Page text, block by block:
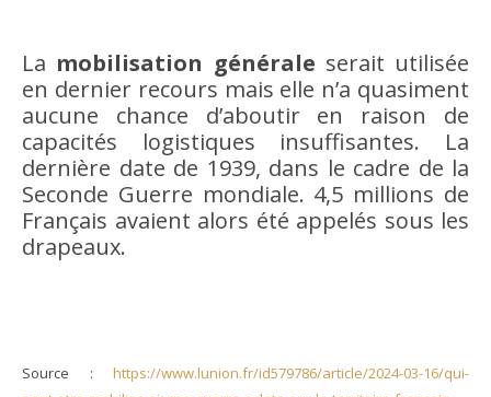
La mobilisation générale serait utilisée
en dernier recours mais elle n’a quasiment
aucune chance d’aboutir en raison de
capacités logistiques insuffisantes. La
dernière date de 1939, dans le cadre de la
Seconde Guerre mondiale. 4,5 millions de
Français avaient alors été appelés sous les
drapeaux.
Source : https://www.lunion.fr/id579786/article/2024-03-16/qui-